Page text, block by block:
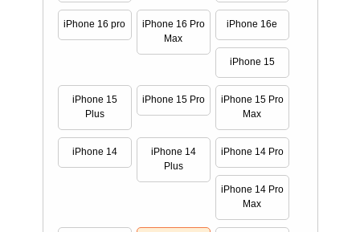
iPhone 16 pro
iPhone 16 Pro
Max
iPhone 16e
iPhone 15
iPhone 15
Plus
iPhone 15 Pro
iPhone 15 Pro
Max
iPhone 14
iPhone 14
Plus
iPhone 14 Pro
iPhone 14 Pro
Max